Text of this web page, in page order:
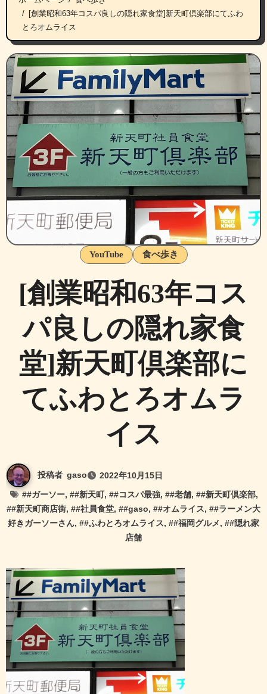
[創業昭和63年コスパ良しの隠れ家食堂]新天町倶楽部にてふわ
とろオムライス
YouTube 食べ歩き
[創業昭和63年コス
パ良しの隠れ家食
堂]新天町倶楽部に
てふわとろオムラ
イス
投稿者 gaso
2022年10月15日
##ガーソー, ##新天町, ##コスパ最強, ##老舗, ##新天町倶楽部,
##新天町商店街, ##社員食堂, ##gaso, ##オムライス, ##ラーメン大
好きガーソーさん, ##ふわとろオムライス, ##福岡グルメ, ##隠れ家
店舗